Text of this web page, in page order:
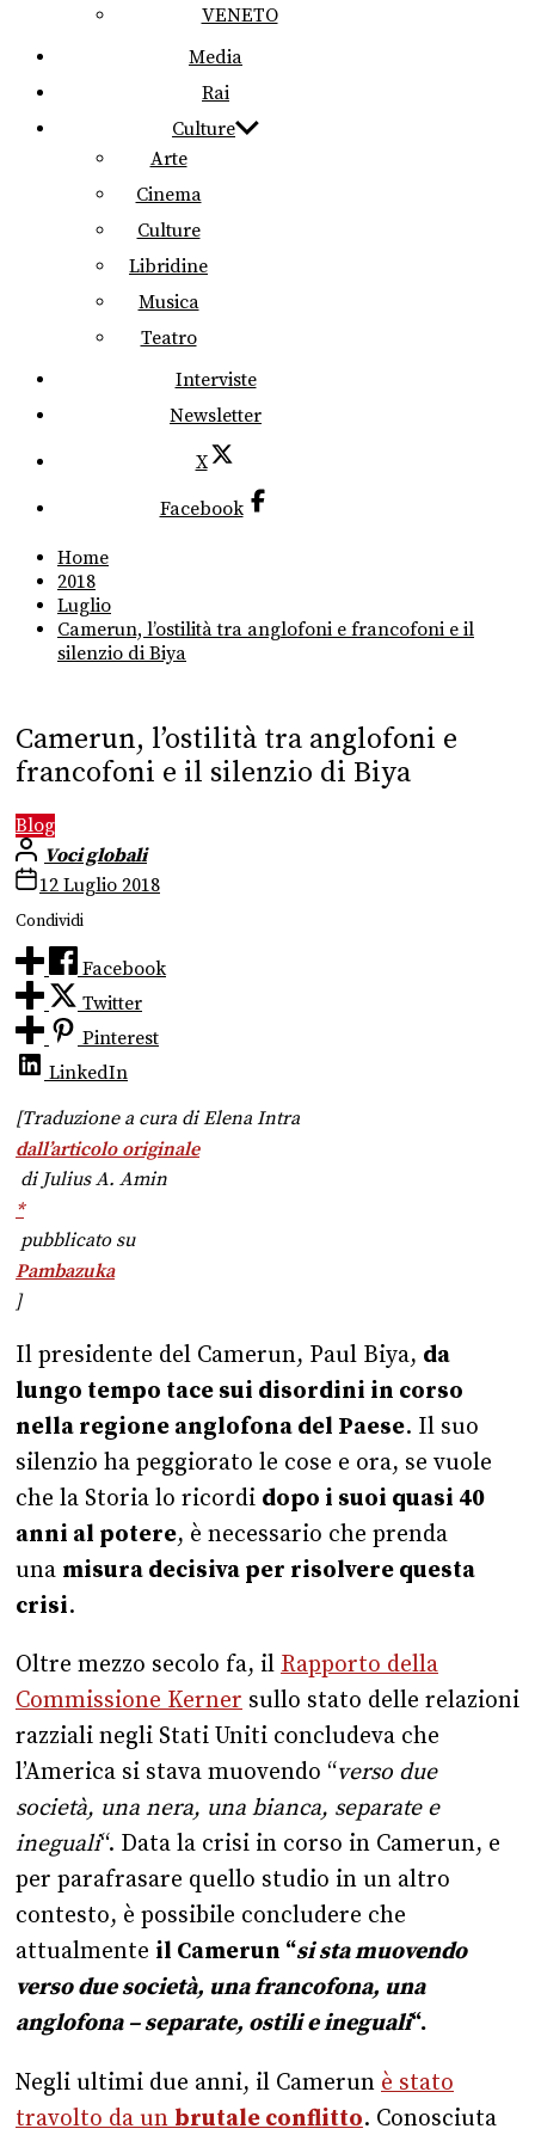
VENETO
Media
Rai
Culture
Arte
Cinema
Culture
Libridine
Musica
Teatro
Interviste
Newsletter
X
Facebook
Home
2018
Luglio
Camerun, l’ostilità tra anglofoni e francofoni e il
silenzio di Biya
Camerun, l’ostilità tra anglofoni e
francofoni e il silenzio di Biya
Blog
Voci globali
12 Luglio 2018
Condividi
Facebook
Twitter
Pinterest
LinkedIn
[Traduzione a cura di Elena Intra
dall’articolo originale
di Julius A. Amin
*
pubblicato su
Pambazuka
]
Il presidente del Camerun, Paul Biya, da
lungo tempo tace sui disordini in corso
nella regione anglofona del Paese. Il suo
silenzio ha peggiorato le cose e ora, se vuole
che la Storia lo ricordi dopo i suoi quasi 40
anni al potere, è necessario che prenda
una misura decisiva per risolvere questa
crisi.
Oltre mezzo secolo fa, il Rapporto della
Commissione Kerner sullo stato delle relazioni
razziali negli Stati Uniti concludeva che
l’America si stava muovendo “verso due
società, una nera, una bianca, separate e
ineguali“. Data la crisi in corso in Camerun, e
per parafrasare quello studio in un altro
contesto, è possibile concludere che
attualmente il Camerun “si sta muovendo
verso due società, una francofona, una
anglofona – separate, ostili e ineguali“.
Negli ultimi due anni, il Camerun è stato
travolto da un brutale conflitto. Conosciuta